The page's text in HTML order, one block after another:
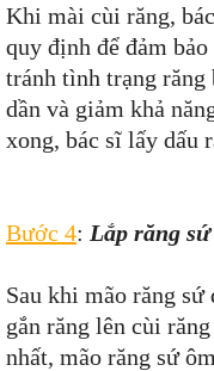
Khi mài cùi răng,
quy định để đảm
tránh tình trạng răng
dần và giảm khả
xong, bác sĩ lấy dấu
Bước 4: Lắp răng sứ
Sau khi mão răng
gắn răng lên cùi
nhất, mão răng sứ